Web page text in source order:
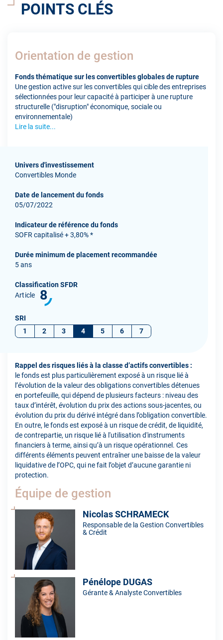
POINTS CLÉS
Orientation de gestion
Fonds thématique sur les convertibles globales de rupture
Une gestion active sur les convertibles qui cible des entreprises
sélectionnées pour leur capacité à participer à une rupture
structurelle ("disruption" économique, sociale ou
environnementale)
Lire la suite...
Univers d'investissement
Convertibles Monde
Date de lancement du fonds
05/07/2022
Indicateur de référence du fonds
SOFR capitalisé + 3,80% *
Durée minimum de placement recommandée
5 ans
Classification SFDR
Article
8
SRI
1
2 3 4 5 6 7
Rappel des risques liés à la classe d’actifs convertibles :
le fonds est plus particulièrement exposé à un risque lié à
l’évolution de la valeur des obligations convertibles détenues
en portefeuille, qui dépend de plusieurs facteurs : niveau des
taux d’intérêt, évolution du prix des actions sous-jacentes, ou
évolution du prix du dérivé intégré dans l’obligation convertible.
En outre, le fonds est exposé à un risque de crédit, de liquidité,
de contrepartie, un risque lié à l'utilisation d'instruments
financiers à terme, ainsi qu’à un risque opérationnel. Ces
différents éléments peuvent entraîner une baisse de la valeur
liquidative de l’OPC, qui ne fait l’objet d’aucune garantie ni
protection.
Équipe de gestion
Nicolas SCHRAMECK
Responsable de la Gestion Convertibles
& Crédit
Pénélope DUGAS
Gérante & Analyste Convertibles